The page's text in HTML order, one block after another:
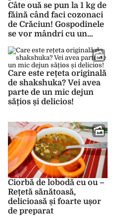
Câte ouă se pun la 1 kg de
făină când faci cozonaci
de Crăciun! Gospodinele
se vor mândri cu un
Care este rețeta originală
de shakshuka? Vei avea
parte de un mic dejun
sățios și delicios!
Ciorbă de lobodă cu ou –
Rețetă sănătoasă,
delicioasă și foarte ușor
de preparat